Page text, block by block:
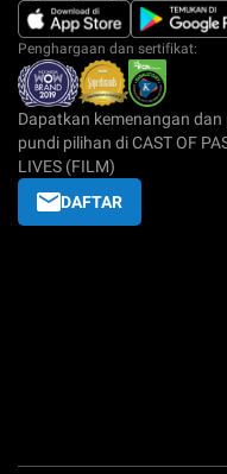
Penghargaan dan sertifikat:
Dapatkan kemenangan dan
pundi pilihan di CAST OF
LIVES (FILM)
DAFTAR